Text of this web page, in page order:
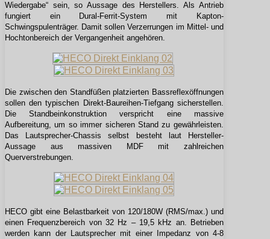
Wiedergabe“ sein, so Aussage des Herstellers. Als Antrieb
fungiert ein Dural-Ferrit-System mit Kapton-
Schwingspulenträger. Damit sollen Verzerrungen im Mittel- und
Hochtonbereich der Vergangenheit angehören.
Die zwischen den Standfüßen platzierten Bassreflexöffnungen
sollen den typischen Direkt-Baureihen-Tiefgang sicherstellen.
Die Standbeinkonstruktion verspricht eine massive
Aufbereitung, um so immer sicheren Stand zu gewährleisten.
Das Lautsprecher-Chassis selbst besteht laut Hersteller-
Aussage aus massiven MDF mit zahlreichen
Querverstrebungen.
HECO gibt eine Belastbarkeit von 120/180W (RMS/max.) und
einen Frequenzbereich von 32 Hz – 19,5 kHz an. Betrieben
werden kann der Lautsprecher mit einer Impedanz von 4-8